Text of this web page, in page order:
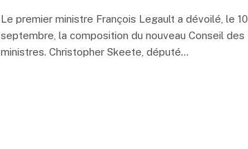
Le premier ministre François Legault a dévoilé, le 10
septembre, la composition du nouveau Conseil des
ministres. Christopher Skeete, député…